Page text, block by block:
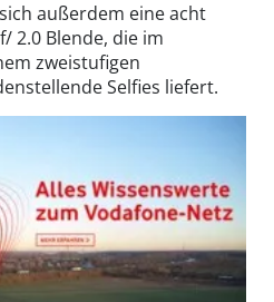
außerdem eine acht
2.0 Blende, die im
zweistufigen
Selfies liefert.